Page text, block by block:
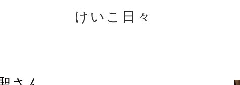
けいこ日々